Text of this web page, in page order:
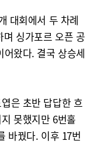
대회에서 두 차례
싱가포르 오픈 공
왔다. 결국 상승세
은 초반 답답한 흐
못했지만 6번홀
바꿨다. 이후 17번